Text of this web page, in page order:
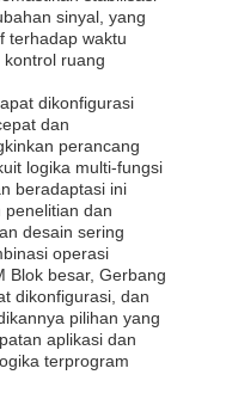
sinyal, yang
terhadap waktu
ruang
dikonfigurasi
dan
perancang
logika multi-fungsi
beradaptasi ini
dan
desain sering
operasi
Blok besar, Gerbang
dikonfigurasi, dan
pilihan yang
aplikasi dan
terprogram